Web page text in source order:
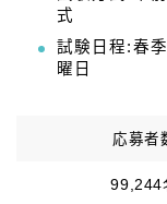
式
試験日程:春
曜日
応募者
99,244